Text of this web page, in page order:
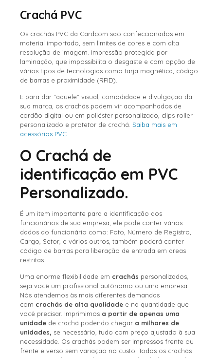
Crachá PVC
Os crachás PVC da Cardcom são confeccionados em
material importado, sem limites de cores e com alta
resolução de imagem. Impressão protegida por
laminação, que impossibilita o desgaste e com opção de
vários tipos de tecnologias como tarja magnética, código
de barras e proximidade (RFID).
E para dar “aquele” visual, comodidade e divulgação da
sua marca, os crachás podem vir acompanhados de
cordão digital ou em poliéster personalizado, clips roller
personalizado e protetor de crachá. Saiba mais em
acessórios PVC
O Crachá de
identificação em PVC
Personalizado.
É um item importante para a identificação dos
funcionários de sua empresa, ele pode conter vários
dados do funcionário como: Foto, Número de Registro,
Cargo, Setor, e vários outros, também poderá conter
código de barras para liberação de entrada em areas
restritas.
Uma enorme flexibilidade em crachás personalizados,
seja você um profissional autônomo ou uma empresa.
Nós atendemos às mais diferentes demandas
com crachás de alta qualidadee na quantidade que
você precisar. Imprimimos a partir de apenas uma
unidadede crachá podendo chegar a milhares de
unidades, se necessário, tudo com preço ajustado à sua
necessidade. Os crachás podem ser impressos frente ou
frente e verso sem variação no custo. Todos os crachás